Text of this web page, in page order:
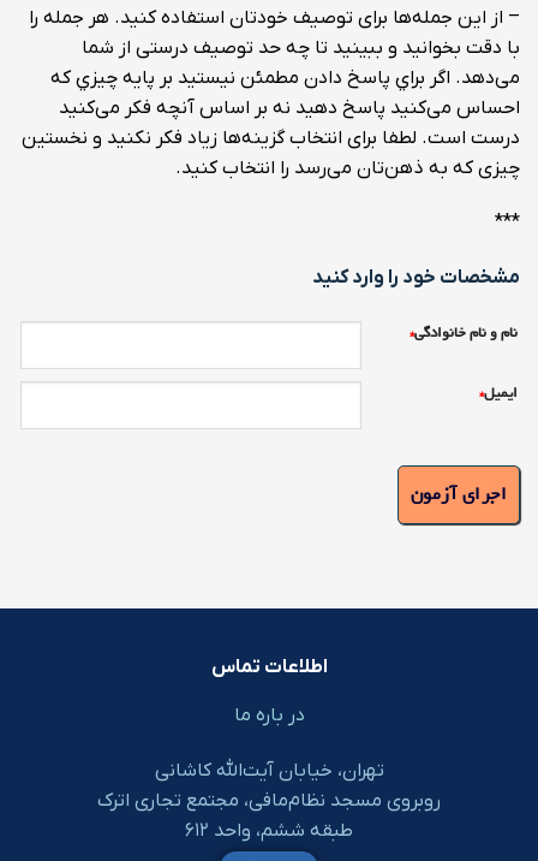
– از این جمله‌ها برای توصیف خودتان استفاده کنید. هر جمله را
با دقت بخوانید و ببینید تا چه حد توصیف درستی از شما
می‌دهد. اگر براي پاسخ دادن مطمئن نیستید بر پایه چیزي که
احساس می‌کنید پاسخ دهید نه بر اساس آنچه فکر می‌کنید
درست است. لطفا برای انتخاب گزینه‌ها زیاد فکر نکنید و نخستین
چیزی که به ذهن‌تان می‌رسد را انتخاب کنید.
***
مشخصات خود را وارد کنید
نام و نام خانوادگی*
ایمیل*
اطلاعات تماس
در باره ما
تهران، خیابان آیت‌الله کاشانی
روبروی مسجد نظام‌مافی، مجتمع تجاری اترک
طبقه ششم، واحد ۶۱۲